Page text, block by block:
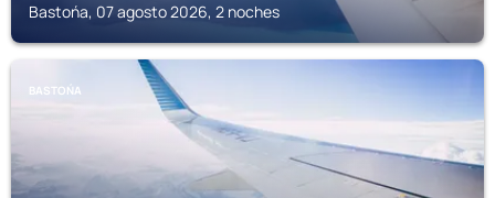
Bastońa, 07 agosto 2026, 2 noches
BASTOŃA